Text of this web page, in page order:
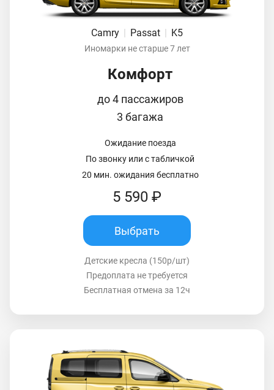
Camry Passat K5
Иномарки не старше 7 лет
Комфорт
до 4 пассажиров
3 багажа
Ожидание поезда
По звонку или с табличкой
20 мин. ожидания бесплатно
5 590 ₽
Выбрать
Детские кресла (150р/шт)
Предоплата не требуется
Бесплатная отмена за 12ч